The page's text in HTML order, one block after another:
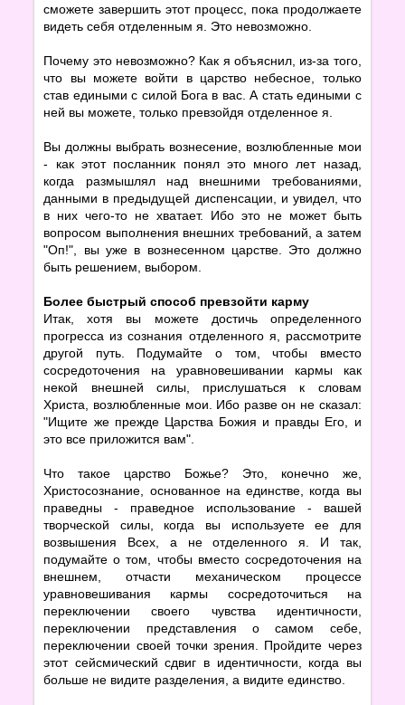
сможете завершить этот процесс, пока продолжаете
видеть себя отделенным я. Это невозможно.
Почему это невозможно? Как я объяснил, из-за того,
что вы можете войти в царство небесное, только
став едиными с силой Бога в вас. А стать едиными с
ней вы можете, только превзойдя отделенное я.
Вы должны выбрать вознесение, возлюбленные мои
- как этот посланник понял это много лет назад,
когда размышлял над внешними требованиями,
данными в предыдущей диспенсации, и увидел, что
в них чего-то не хватает. Ибо это не может быть
вопросом выполнения внешних требований, а затем
"Оп!", вы уже в вознесенном царстве. Это должно
быть решением, выбором.
Более быстрый способ превзойти карму
Итак, хотя вы можете достичь определенного
прогресса из сознания отделенного я, рассмотрите
другой путь. Подумайте о том, чтобы вместо
сосредоточения на уравновешивании кармы как
некой внешней силы, прислушаться к словам
Христа, возлюбленные мои. Ибо разве он не сказал:
"Ищите же прежде Царства Божия и правды Его, и
это все приложится вам".
Что такое царство Божье? Это, конечно же,
Христосознание, основанное на единстве, когда вы
праведны - праведное использование - вашей
творческой силы, когда вы используете ее для
возвышения Всех, а не отделенного я. И так,
подумайте о том, чтобы вместо сосредоточения на
внешнем, отчасти механическом процессе
уравновешивания кармы сосредоточиться на
переключении своего чувства идентичности,
переключении представления о самом себе,
переключении своей точки зрения. Пройдите через
этот сейсмический сдвиг в идентичности, когда вы
больше не видите разделения, а видите единство.